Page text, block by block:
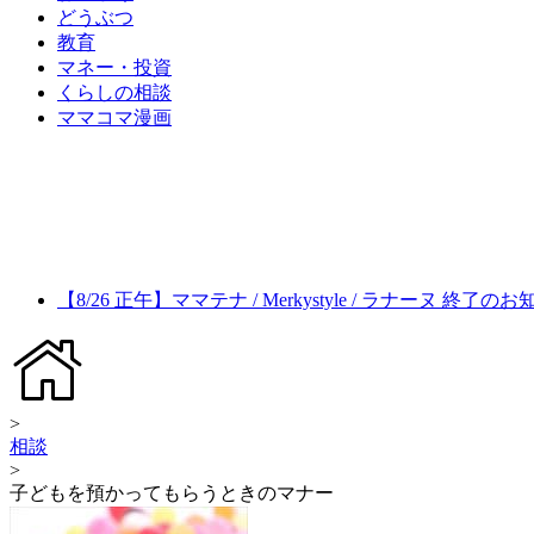
どうぶつ
教育
マネー・投資
くらしの相談
ママコマ漫画
【8/26 正午】ママテナ / Merkystyle / ラナーヌ 終了のお
>
相談
>
子どもを預かってもらうときのマナー